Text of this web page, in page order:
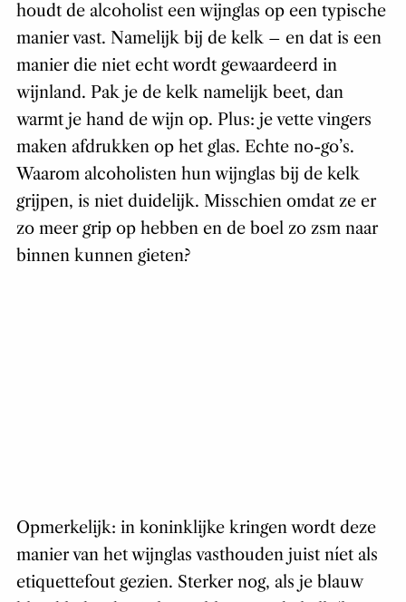
houdt de alcoholist een wijnglas op een typische
manier vast. Namelijk bij de kelk – en dat is een
manier die niet echt wordt gewaardeerd in
wijnland. Pak je de kelk namelijk beet, dan
warmt je hand de wijn op. Plus: je vette vingers
maken afdrukken op het glas. Echte no-go’s.
Waarom alcoholisten hun wijnglas bij de kelk
grijpen, is niet duidelijk. Misschien omdat ze er
zo meer grip op hebben en de boel zo zsm naar
binnen kunnen gieten?
Opmerkelijk: in koninklijke kringen wordt deze
manier van het wijnglas vasthouden juist níet als
etiquettefout gezien. Sterker nog, als je blauw